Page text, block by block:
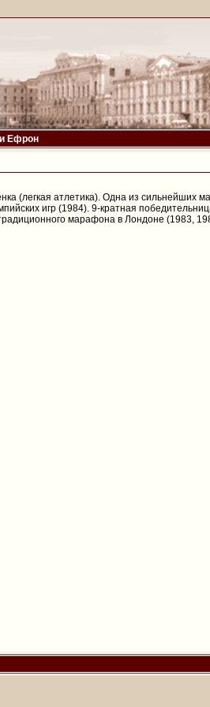
и Ефрон
(легкая атлетика). Одна из сильнейших
игр (1984). 9-кратная
марафона в Лондоне (1983,